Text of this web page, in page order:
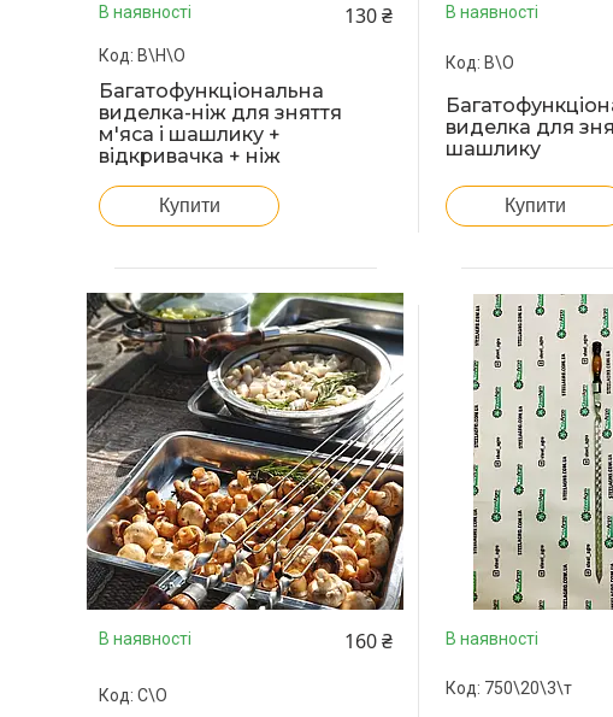
В наявності 130 ₴
В\Н\О
Багатофункціональна
виделка-ніж для зняття
м'яса і шашлику +
відкривачка + ніж
Купити
В наявності
В\О
виделка для
шашлику
Купити
В наявності 160 ₴
С\О
В наявності
750\20\3\т